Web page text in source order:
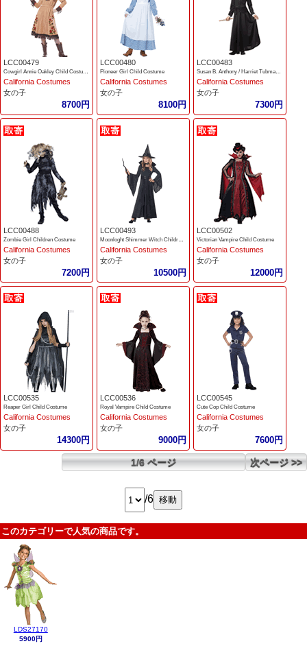
LCC00479
Cowgirl Annie Oakley Child Costume
California Costumes
女の子
8700円
LCC00480
Pioneer Girl Child Costume
California Costumes
女の子
8100円
LCC00483
Susan B. Anthony / Harriet Tubman Child Costume
California Costumes
女の子
7300円
LCC00488
Zombie Girl Children Costume
California Costumes
女の子
7200円
LCC00493
California Costumes
女の子
10500円
LCC00502
Victorian Vampire Child Costume
California Costumes
女の子
12000円
LCC00535
Reaper Girl Child Costume
California Costumes
女の子
14300円
LCC00536
Royal Vampire Child Costume
California Costumes
女の子
9000円
LCC00545
Cute Cop Child Costume
California Costumes
女の子
7600円
1/6 ページ 次ページ >>
/6
このカテゴリーで人気の商品です。
LDS27170
5900円